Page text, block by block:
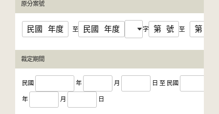
原分案號
民國 年度 至 民國 年度 字 第 號 至 第
裁定期間
民國 年 月 日 至 民國
年 月 日